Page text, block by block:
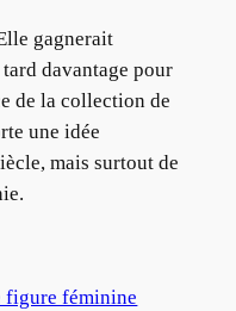
gagnerait
davantage pour
de la collection de
une idée
mais surtout de
figure féminine